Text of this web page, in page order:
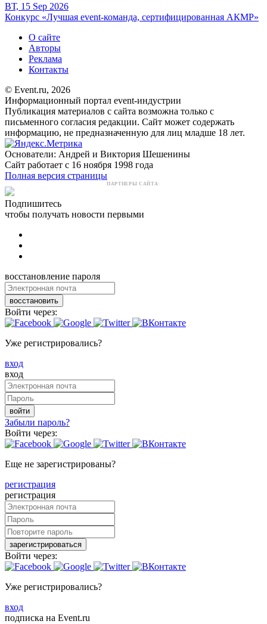
ВТ, 15 Sep 2026
Конкурс «Лучшая event-команда, сертифицированная АКМР»
О сайте
Авторы
Реклама
Контакты
© Event.ru, 2026
Информационный портал event-индустрии
Публикация материалов с сайта возможна только с
письменного согласия редакции. Сайт может содержать
информацию, не предназначенную для лиц младше 18 лет.
Основатели: Андрей и Виктория Шешенины
Сайт работает с 16 ноября 1998 года
Полная версия страницы
ПАРТНЕРЫ САЙТА:
Подпишитесь
чтобы получать новости первыми
восстановление пароля
восстановить
Войти через:
Уже регистрировались?
вход
вход
войти
Забыли пароль?
Войти через:
Еще не зарегистрированы?
регистрация
регистрация
зарегистрироваться
Войти через:
Уже регистрировались?
вход
подписка на Event.ru